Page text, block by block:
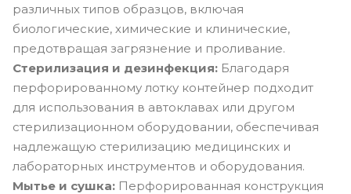
различных типов образцов, включая
биологические, химические и клинические,
предотвращая загрязнение и проливание.
Стерилизация и дезинфекция: Благодаря
перфорированному лотку контейнер подходит
для использования в автоклавах или другом
стерилизационном оборудовании, обеспечивая
надлежащую стерилизацию медицинских и
лабораторных инструментов и оборудования.
Мытье и сушка: Перфорированная конструкция